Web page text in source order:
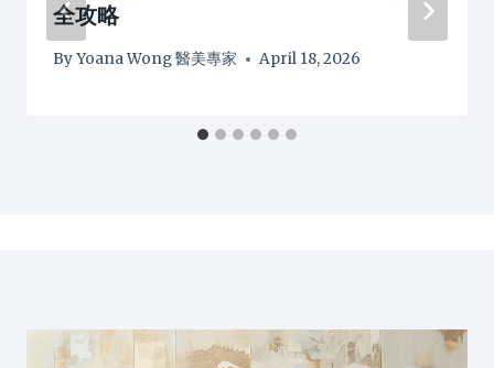
全攻略
ByYoana Wong 醫美專家 April 18, 2026